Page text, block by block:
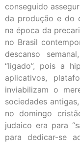
conseguido
da produção e do
na época da
no Brasil
descanso
“ligado”, pois a
aplicativos,
inviabilizam o
sociedades
no domingo
judaico era para
para dedicar-se